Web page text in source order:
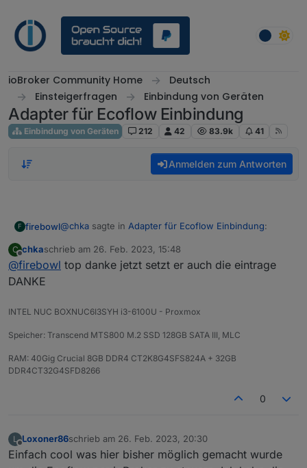
ioBroker Community Home
Deutsch
Einsteigerfragen
Einbindung von Geräten
Adapter für Ecoflow Einbindung
Einbindung von Geräten 212 42 83.9k 41
Anmelden zum Antworten
F firebowl@chka sagte in Adapter für Ecoflow Einbindung:
@haus-automatisierung sagte in Adapter für
Wichtiger Hinweis: Bitte denkt euch eine
irgendwelchen Screenshots hier
die verbindung auch dauernd ab und wird neu
ich habe in allen Skripten und im Adapter immer
meine eigenen userID tokens usw genommen.
ein, dann sollte es keine disconnects mehr geben.
C
Offline
chkaschrieb am 26. Feb. 2023, 15:48
zuletzt editiert von
@firebowl top danke jetzt setzt er auch die eintrage
DANKE
INTEL NUC BOXNUC6I3SYH i3-6100U - Proxmox
Speicher: Transcend MTS800 M.2 SSD 128GB SATA III, MLC
RAM: 40Gig Crucial 8GB DDR4 CT2K8G4SFS824A + 32GB
DDR4CT32G4SFD8266
0
L
Offline
Loxoner86schrieb am 26. Feb. 2023, 20:30
zuletzt editiert von
Einfach cool was hier bisher möglich gemacht wurde